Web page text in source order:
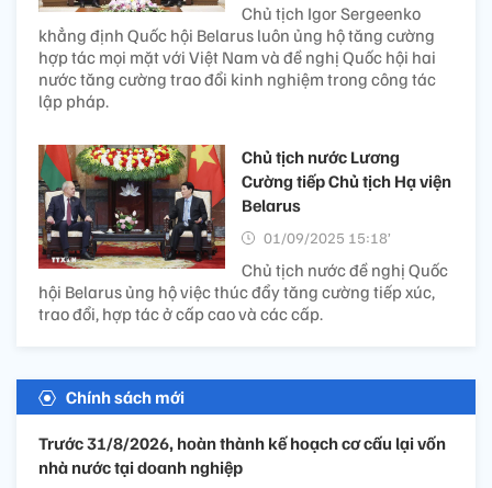
Chủ tịch Igor Sergeenko
khẳng định Quốc hội Belarus luôn ủng hộ tăng cường
hợp tác mọi mặt với Việt Nam và đề nghị Quốc hội hai
nước tăng cường trao đổi kinh nghiệm trong công tác
lập pháp.
Chủ tịch nước Lương
Cường tiếp Chủ tịch Hạ viện
Belarus
01/09/2025 15:18’
Chủ tịch nước đề nghị Quốc
hội Belarus ủng hộ việc thúc đẩy tăng cường tiếp xúc,
trao đổi, hợp tác ở cấp cao và các cấp.
Chính sách mới
Trước 31/8/2026, hoàn thành kế hoạch cơ cấu lại vốn
nhà nước tại doanh nghiệp